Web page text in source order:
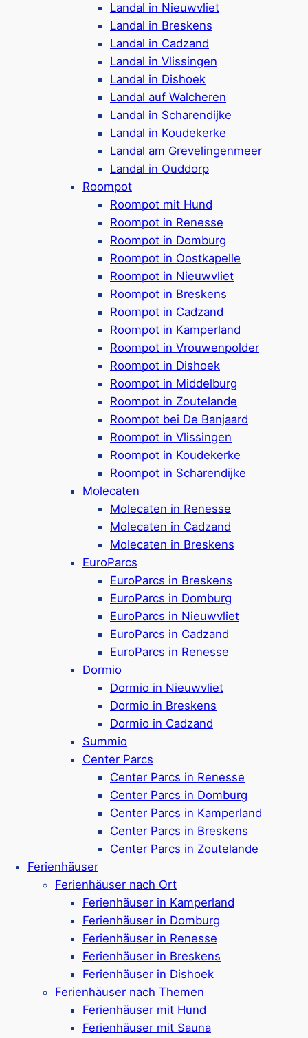
Landal in Nieuwvliet
Landal in Breskens
Landal in Cadzand
Landal in Vlissingen
Landal in Dishoek
Landal auf Walcheren
Landal in Scharendijke
Landal in Koudekerke
Landal am Grevelingenmeer
Landal in Ouddorp
Roompot
Roompot mit Hund
Roompot in Renesse
Roompot in Domburg
Roompot in Oostkapelle
Roompot in Nieuwvliet
Roompot in Breskens
Roompot in Cadzand
Roompot in Kamperland
Roompot in Vrouwenpolder
Roompot in Dishoek
Roompot in Middelburg
Roompot in Zoutelande
Roompot bei De Banjaard
Roompot in Vlissingen
Roompot in Koudekerke
Roompot in Scharendijke
Molecaten
Molecaten in Renesse
Molecaten in Cadzand
Molecaten in Breskens
EuroParcs
EuroParcs in Breskens
EuroParcs in Domburg
EuroParcs in Nieuwvliet
EuroParcs in Cadzand
EuroParcs in Renesse
Dormio
Dormio in Nieuwvliet
Dormio in Breskens
Dormio in Cadzand
Summio
Center Parcs
Center Parcs in Renesse
Center Parcs in Domburg
Center Parcs in Kamperland
Center Parcs in Breskens
Center Parcs in Zoutelande
Ferienhäuser
Ferienhäuser nach Ort
Ferienhäuser in Kamperland
Ferienhäuser in Domburg
Ferienhäuser in Renesse
Ferienhäuser in Breskens
Ferienhäuser in Dishoek
Ferienhäuser nach Themen
Ferienhäuser mit Hund
Ferienhäuser mit Sauna
Campingplätze ansehen und die
Freiheit des Campings entdecken.
Mehr ansehen
Das Gefühl von barfuß im
Sand & maritimen Flair …
das ist Zeeland.
In der holländischen Provinz Zeeland
entfaltet sich eine Welt voller Möglichkeiten.
Genießen Sie im Urlaub malerische Strände
und historischem Flair sowie wunderschöne
Landschaften am Wasser. Die Küste bietet
nicht nur eine Oase für entspannte Tage am
Meer, sondern auch viele
Wassersportmöglichkeiten, die
aller Altersgruppenansprechen.
Entdecken
Ferienanlagen,Stellplätze&Ferienunterk
und finden Sie genau den Urlaub, der
zu Ihnen passt.
Ihr perfekter Zeeland-Urlaub:
Wofür entscheiden Sie sich?
Urlaub mit Hund
Hunddarf natürlich nicht fehlen…
Mehr ansehen
Urlaub mit Kindern
Sich mit derFamilieeine Auszeit nehmen…
Mehr ansehen
Urlaub mit Wellness
Genießen Sie Wellnessin Zeeland…